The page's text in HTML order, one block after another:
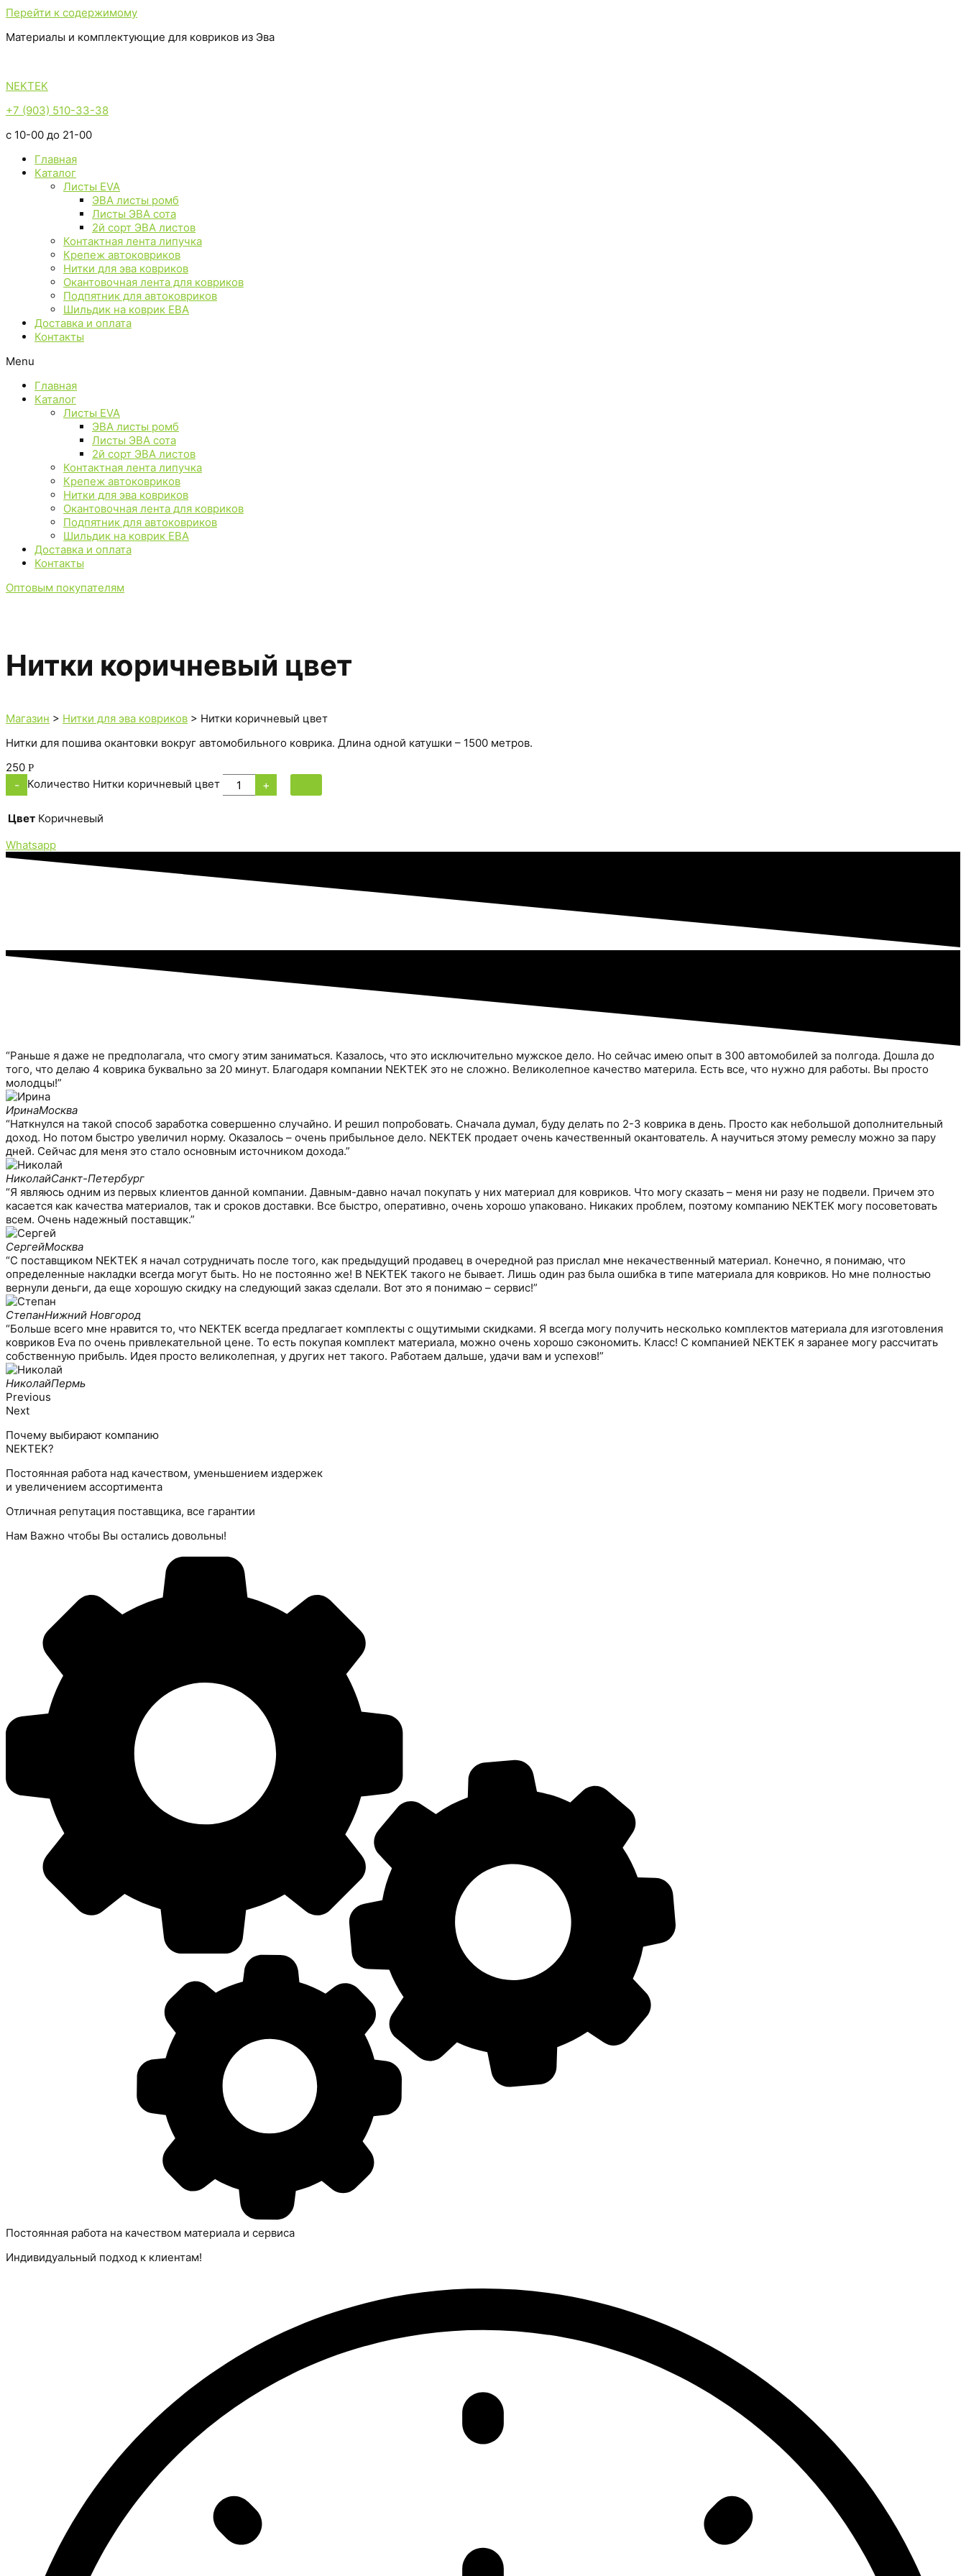
Перейти к содержимому
Материалы и комплектующие для ковриков из Эва
NEKTEK
+7 (903) 510-33-38
с 10-00 до 21-00
Главная
Каталог
Листы EVA
ЭВА листы ромб
Листы ЭВА сота
2й сорт ЭВА листов
Контактная лента липучка
Крепеж автоковриков
Нитки для эва ковриков
Окантовочная лента для ковриков
Подпятник для автоковриков
Шильдик на коврик ЕВА
Доставка и оплата
Контакты
Menu
Главная
Каталог
Листы EVA
ЭВА листы ромб
Листы ЭВА сота
2й сорт ЭВА листов
Контактная лента липучка
Крепеж автоковриков
Нитки для эва ковриков
Окантовочная лента для ковриков
Подпятник для автоковриков
Шильдик на коврик ЕВА
Доставка и оплата
Контакты
Оптовым покупателям
Нитки коричневый цвет
Магазин > Нитки для эва ковриков > Нитки коричневый цвет
Нитки для пошива окантовки вокруг автомобильного коврика. Длина одной катушки – 1500 метров.
250 Р
- Количество Нитки коричневый цвет +
Цвет Коричневый
Whatsapp
“Раньше я даже не предполагала, что смогу этим заниматься. Казалось, что это исключительно мужское дело. Но сейчас имею опыт в 300 автомобилей за полгода. Дошла до
того, что делаю 4 коврика буквально за 20 минут. Благодаря компании NEKTEK это не сложно. Великолепное качество материла. Есть все, что нужно для работы. Вы просто
молодцы!”
ИринаМосква
“Наткнулся на такой способ заработка совершенно случайно. И решил попробовать. Сначала думал, буду делать по 2-3 коврика в день. Просто как небольшой дополнительный
доход. Но потом быстро увеличил норму. Оказалось – очень прибыльное дело. NEKTEK продает очень качественный окантователь. А научиться этому ремеслу можно за пару
дней. Сейчас для меня это стало основным источником дохода.”
НиколайСанкт-Петербург
“Я являюсь одним из первых клиентов данной компании. Давным-давно начал покупать у них материал для ковриков. Что могу сказать – меня ни разу не подвели. Причем это
касается как качества материалов, так и сроков доставки. Все быстро, оперативно, очень хорошо упаковано. Никаких проблем, поэтому компанию NEKTEK могу посоветовать
всем. Очень надежный поставщик.”
СергейМосква
“С поставщиком NEKTEK я начал сотрудничать после того, как предыдущий продавец в очередной раз прислал мне некачественный материал. Конечно, я понимаю, что
определенные накладки всегда могут быть. Но не постоянно же! В NEKTEK такого не бывает. Лишь один раз была ошибка в типе материала для ковриков. Но мне полностью
вернули деньги, да еще хорошую скидку на следующий заказ сделали. Вот это я понимаю – сервис!”
СтепанНижний Новгород
“Больше всего мне нравится то, что NEKTEK всегда предлагает комплекты с ощутимыми скидками. Я всегда могу получить несколько комплектов материала для изготовления
ковриков Eva по очень привлекательной цене. То есть покупая комплект материала, можно очень хорошо сэкономить. Класс! С компанией NEKTEK я заранее могу рассчитать
собственную прибыль. Идея просто великолепная, у других нет такого. Работаем дальше, удачи вам и успехов!”
НиколайПермь
Previous
Next
Почему выбирают компанию
NEKTEK?
Постоянная работа над качеством, уменьшением издержек
и увеличением ассортимента
Отличная репутация поставщика, все гарантии
Нам Важно чтобы Вы остались довольны!
Постоянная работа на качеством материала и сервиса
Индивидуальный подход к клиентам!